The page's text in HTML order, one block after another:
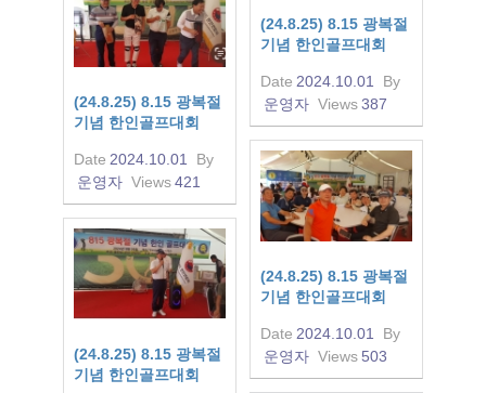
(24.8.25) 8.15 광복절
기념 한인골프대회
Date 2024.10.01
By
운영자 Views387
(24.8.25) 8.15 광복절
기념 한인골프대회
Date 2024.10.01
By
운영자 Views421
(24.8.25) 8.15 광복절
기념 한인골프대회
Date 2024.10.01
By
운영자 Views 503
(24.8.25) 8.15 광복절
기념 한인골프대회